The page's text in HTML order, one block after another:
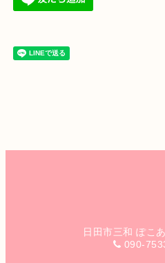
日田市三和 ぽこ
090-